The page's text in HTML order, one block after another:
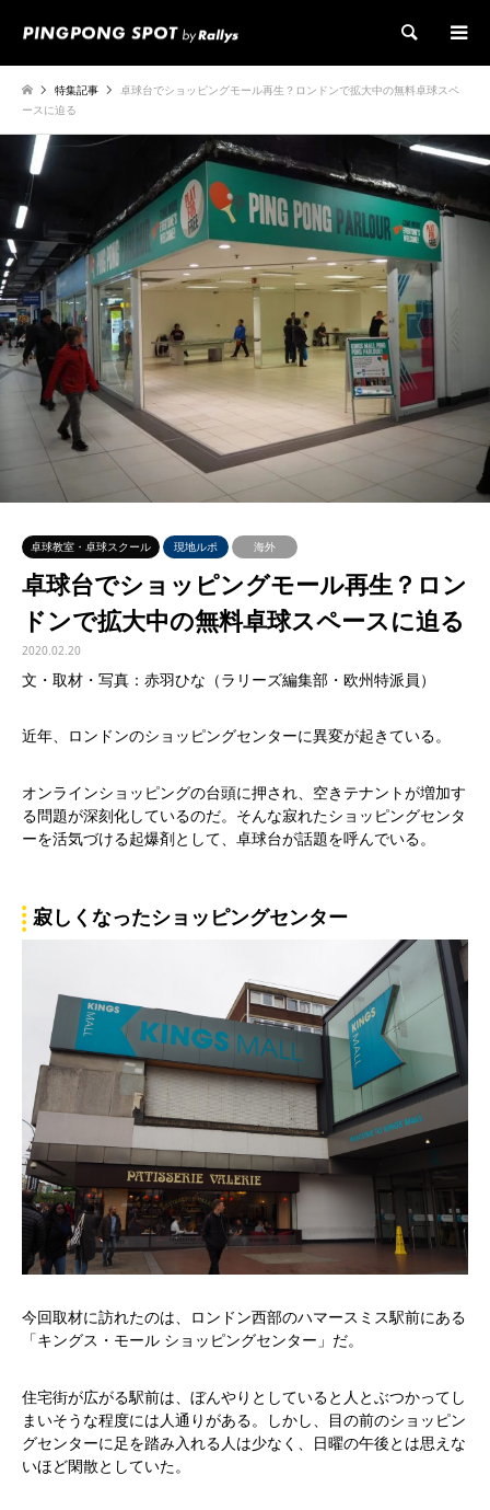
検索
特集記事
卓球台でショッピングモール再生？ロンドンで拡大中の無料卓球スペ
ースに迫る
卓球教室・卓球スクール 現地ルポ 海外
卓球台でショッピングモール再生？ロン
ドンで拡大中の無料卓球スペースに迫る
2020.02.20
文・取材・写真：赤羽ひな（ラリーズ編集部・欧州特派員）
近年、ロンドンのショッピングセンターに異変が起きている。
オンラインショッピングの台頭に押され、空きテナントが増加す
る問題が深刻化しているのだ。そんな寂れたショッピングセンタ
ーを活気づける起爆剤として、卓球台が話題を呼んでいる。
寂しくなったショッピングセンター
今回取材に訪れたのは、ロンドン西部のハマースミス駅前にある
「キングス・モール ショッピングセンター」だ。
住宅街が広がる駅前は、ぼんやりとしていると人とぶつかってし
まいそうな程度には人通りがある。しかし、目の前のショッピン
グセンターに足を踏み入れる人は少なく、日曜の午後とは思えな
いほど閑散としていた。